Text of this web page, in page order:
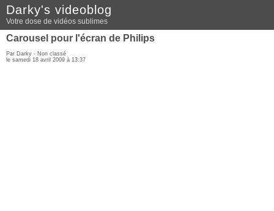
Darky's videoblog
Votre dose de vidéos sublimes
Carousel pour l'écran de Philips
Par Darky - Non classé
le samedi 18 avril 2009 à 13:37